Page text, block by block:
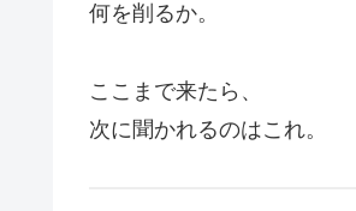
何を削るか。
ここまで来たら、
次に聞かれるのはこれ。